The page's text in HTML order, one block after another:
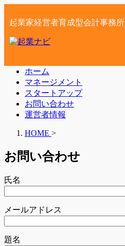
起業家経営者育成型会計事務所
ホーム
マネージメント
スタートアップ
お問い合わせ
運営者情報
HOME >
お問い合わせ
氏名
メールアドレス
題名